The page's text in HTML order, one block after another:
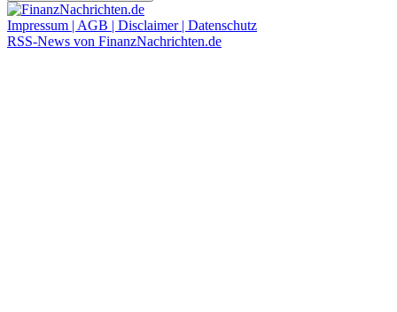
Impressum | AGB | Disclaimer | Datenschutz
RSS-News von FinanzNachrichten.de